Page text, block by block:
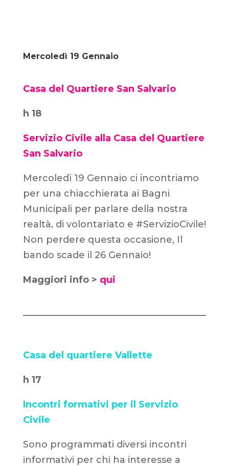
Mercoledì 19 Gennaio
Casa del Quartiere San Salvario
h 18
Servizio Civile alla Casa del Quartiere
San Salvario
Mercoledì 19 Gennaio ci incontriamo
per una chiacchierata ai Bagni
Municipali per parlare della nostra
realtà, di volontariato e #ServizioCivile!
Non perdere questa occasione, Il
bando scade il 26 Gennaio!
Maggiori info > qui
Casa del quartiere Vallette
h 17
Incontri formativi per il Servizio
Civile
Sono programmati diversi incontri
informativi per chi ha interesse a